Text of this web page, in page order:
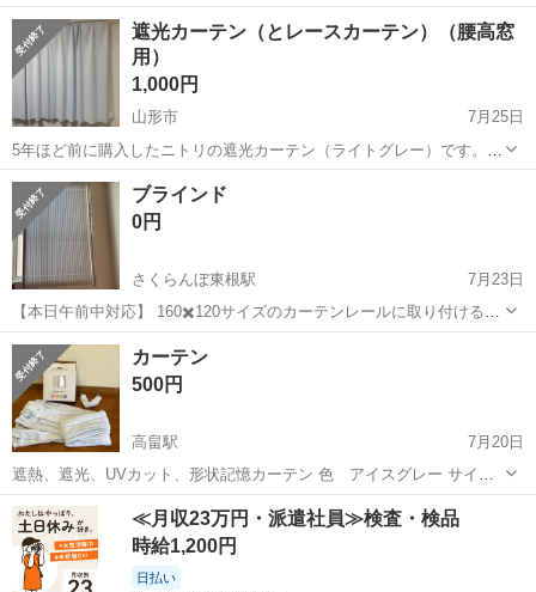
い。 取りに来ていただける方、よろしくお願いします。
山形 米沢市 米沢駅
遮光カーテン（とレースカーテン）（腰高窓
用）
1,000円
山形市
7月25日
5年ほど前に購入したニトリの遮光カーテン（ライトグレー）です。
サイズは幅100cm x 丈135cmで、腰高窓に使っていました。 必要であ
れば、同サイズのレースのカーテンも無料でおつけします（レースは
少しだけ汚れあります）...
山形 山形市 カーテン、ブラインド
ブラインド
0円
さくらんぼ東根駅
7月23日
【本日午前中対応】 160✖️120サイズのカーテンレールに取り付けるブ
ラインドです。 色はホワイト、使用期間は約1年半 7/25.26午前中に取
りに来れる方にお譲りします。 別のサイズで、170✖️217サイズもあり
ます。
山形 東根市
ブラインド
カーテン
500円
高畠駅
7月20日
遮熱、遮光、UVカット、形状記憶カーテン 色 アイスグレー サイ
ズ 150✖️200 1枚 購入時期は不明 汚れなどはありません。
山形 東置賜郡 高畠駅 カーテン、ブラインド
≪月収23万円・派遣社員≫検査・検品
時給1,200円
日払い